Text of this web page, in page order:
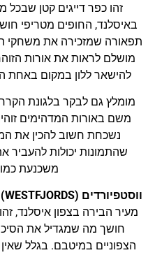
זהו כפר דייגים קטן
באיסלנד, החופים מטריפי
תפאורה שמזכירה את משחקי
מושלם לראות את אורות
להישאר ללון במקום באחת
משם באורות המדהימים
נשכחת חשוב להכין את
שהתמונות יכולות להעביר
משכנעת
ווסטפיורדים (WESTFJORDS)
מעיר הבירה בצפון איסלנד,
חושך מה שמגדיל את
הצפוניים במיטבם. בגלל